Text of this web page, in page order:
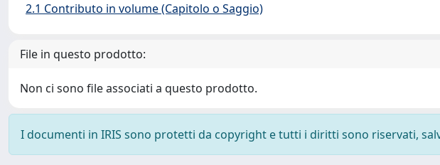
2.1 Contributo in volume (Capitolo o Saggio)
File in questo prodotto:
Non ci sono file associati a questo prodotto.
I documenti in IRIS sono protetti da copyright e tutti i diritti sono riservati,